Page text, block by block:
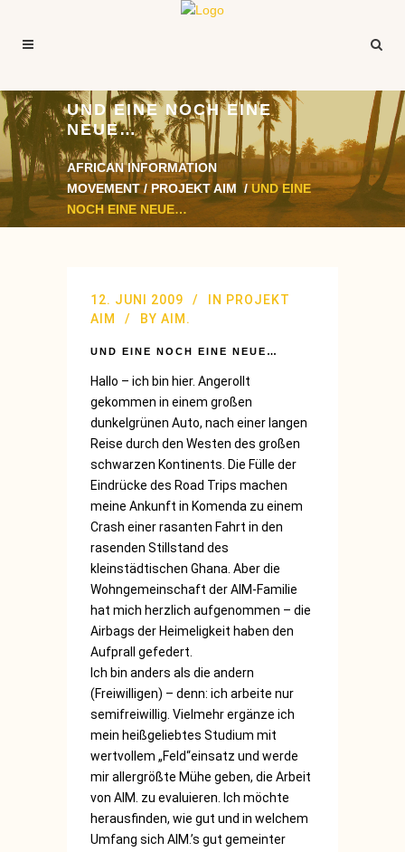
UND EINE NOCH EINE
NEUE…
AFRICAN INFORMATION
MOVEMENT/PROJEKT AIM /UND EINE
NOCH EINE NEUE…
12. JUNI 2009 IN PROJEKT
AIM
BY AIM.
UND EINE NOCH EINE NEUE…
Hallo – ich bin hier. Angerollt
gekommen in einem großen
dunkelgrünen Auto, nach einer langen
Reise durch den Westen des großen
schwarzen Kontinents. Die Fülle der
Eindrücke des Road Trips machen
meine Ankunft in Komenda zu einem
Crash einer rasanten Fahrt in den
rasenden Stillstand des
kleinstädtischen Ghana. Aber die
Wohngemeinschaft der AIM-Familie
hat mich herzlich aufgenommen – die
Airbags der Heimeligkeit haben den
Aufprall gefedert.
Ich bin anders als die andern
(Freiwilligen) – denn: ich arbeite nur
semifreiwillig. Vielmehr ergänze ich
mein heißgeliebtes Studium mit
wertvollem „Feld“einsatz und werde
mir allergrößte Mühe geben, die Arbeit
von AIM. zu evaluieren. Ich möchte
herausfinden, wie gut und in welchem
Umfang sich AIM.’s gut gemeinter